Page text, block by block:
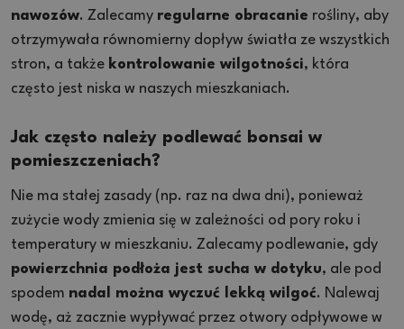
nawozów. Zalecamy regularne obracanie rośliny, aby
otrzymywała równomierny dopływ światła ze wszystkich
stron, a także kontrolowanie wilgotności, która
często jest niska w naszych mieszkaniach.
Jak często należy podlewać bonsai w
pomieszczeniach?
Nie ma stałej zasady (np. raz na dwa dni), ponieważ
zużycie wody zmienia się w zależności od pory roku i
temperatury w mieszkaniu. Zalecamy podlewanie, gdy
powierzchnia podłoża jest sucha w dotyku, ale pod
spodem nadal można wyczuć lekką wilgoć. Nalewaj
wodę, aż zacznie wypływać przez otwory odpływowe w